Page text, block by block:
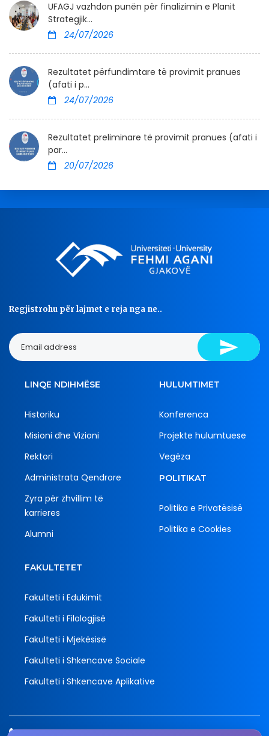
UFAGJ vazhdon punën për finalizimin e Planit
Strategjik...
24/07/2026
Rezultatet përfundimtare të provimit pranues
(afati i p...
24/07/2026
Rezultatet preliminare të provimit pranues (afati i
par...
20/07/2026
Regjistrohu për lajmet e reja nga ne..
LINQE NDIHMËSE
Historiku
Misioni dhe Vizioni
Rektori
Administrata Qendrore
Zyra për zhvillim të
karrieres
Alumni
HULUMTIMET
Konferenca
Projekte hulumtuese
Vegëza
POLITIKAT
Politika e Privatësisë
Politika e Cookies
FAKULTETET
Fakulteti i Edukimit
Fakulteti i Filologjisë
Fakulteti i Mjekësisë
Fakulteti i Shkencave Sociale
Fakulteti i Shkencave Aplikative
Tel.